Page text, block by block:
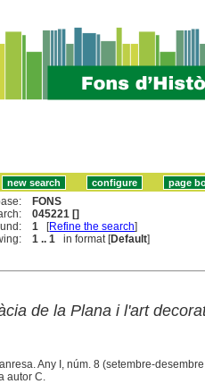
FONS
045221 []
1 [Refine the search]
1 .. 1 in format [Default]
de la Plana i l'art
Any I, núm. 8 (setembre-
autor C.